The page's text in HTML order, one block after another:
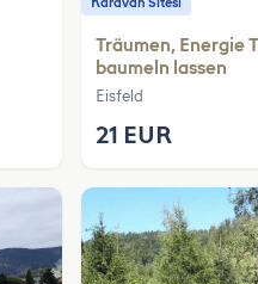
Träumen, Energie
baumeln lassen
Eisfeld
21 EUR